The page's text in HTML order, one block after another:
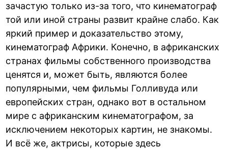
зачастую только из-за того, что кинематограф
той или иной страны развит крайне слабо. Как
яркий пример и доказательство этому,
кинематограф Африки. Конечно, в африканских
странах фильмы собственного производства
ценятся и, может быть, являются более
популярными, чем фильмы Голливуда или
европейских стран, однако вот в остальном
мире с африканским кинематографом, за
исключением некоторых картин, не знакомы.
И всё же, актрисы, которые здесь